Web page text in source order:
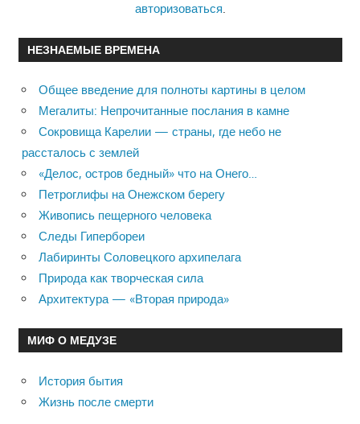
авторизоваться.
НЕЗНАЕМЫЕ ВРЕМЕНА
Общее введение для полноты картины в целом
Мегалиты: Непрочитанные послания в камне
Сокровища Карелии — страны, где небо не
рассталось с землей
«Делос, остров бедный» что на Онего…
Петроглифы на Онежском берегу
Живопись пещерного человека
Следы Гипербореи
Лабиринты Соловецкого архипелага
Природа как творческая сила
Архитектура — «Вторая природа»
МИФ О МЕДУЗЕ
История бытия
Жизнь после смерти